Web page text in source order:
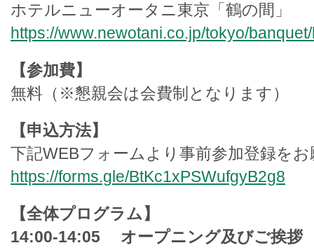
ホテルニューオータニ東京「鶴の間」
https://www.newotani.co.jp/tokyo/
【参加費】
無料（※懇親会は会費制となります）
【申込方法】
下記WEBフォームより事前参加登録を
https://forms.gle/BtKc1xPSWufgyB2g8
【全体プログラム】
14:00-14:05 オープニング及びご挨拶